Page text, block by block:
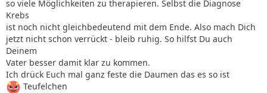
so viele Möglichkeiten zu therapieren. Selbst die Diagnose
Krebs
ist noch nicht gleichbedeutend mit dem Ende. Also mach Dich
jetzt nicht schon verrückt - bleib ruhig. So hilfst Du auch
Deinem
Vater besser damit klar zu kommen.
Ich drück Euch mal ganz feste die Daumen das es so ist
Teufelchen